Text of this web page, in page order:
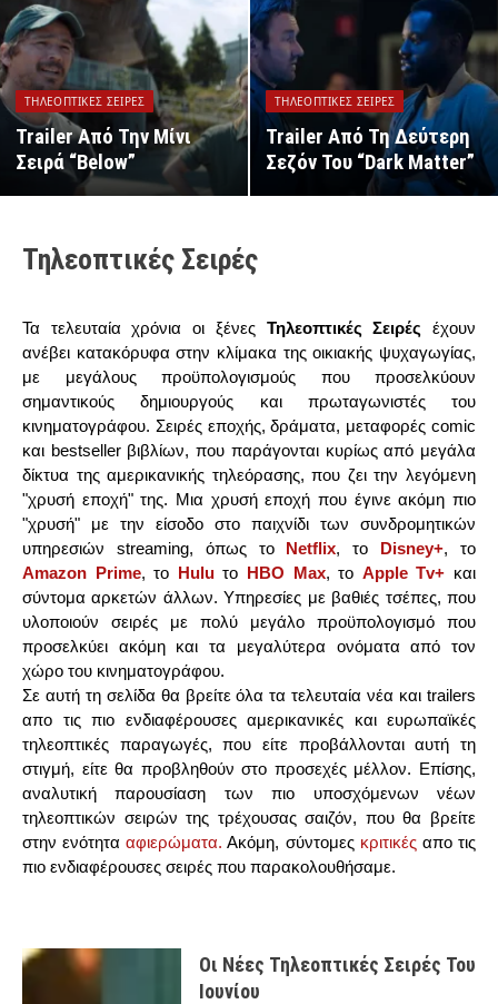
ΤΗΛΕΟΠΤΙΚΈΣ ΣΕΙΡΈΣ
Trailer Από Την Μίνι
Σειρά “Below”
ΤΗΛΕΟΠΤΙΚΈΣ ΣΕΙΡΈΣ
Trailer Από Τη Δεύτερη
Σεζόν Του “Dark Matter”
Τηλεοπτικές Σειρές
Τα τελευταία χρόνια οι ξένες Τηλεοπτικές Σειρές έχουν
ανέβει κατακόρυφα στην κλίμακα της οικιακής ψυχαγωγίας,
με μεγάλους προϋπολογισμούς που προσελκύουν
σημαντικούς δημιουργούς και πρωταγωνιστές του
κινηματογράφου. Σειρές εποχής, δράματα, μεταφορές comic
και bestseller βιβλίων, που παράγονται κυρίως από μεγάλα
δίκτυα της αμερικανικής τηλεόρασης, που ζει την λεγόμενη
"χρυσή εποχή" της. Μια χρυσή εποχή που έγινε ακόμη πιο
"χρυσή" με την είσοδο στο παιχνίδι των συνδρομητικών
υπηρεσιών streaming, όπως το Netflix, το Disney+, το
Amazon Prime, το Huluτο HBO Max, το Apple Tv+ και
σύντομα αρκετών άλλων. Υπηρεσίες με βαθιές τσέπες, που
υλοποιούν σειρές με πολύ μεγάλο προϋπολογισμό που
προσελκύει ακόμη και τα μεγαλύτερα ονόματα από τον
χώρο του κινηματογράφου.
Σε αυτή τη σελίδα θα βρείτε όλα τα τελευταία νέα και trailers
απο τις πιο ενδιαφέρουσες αμερικανικές και ευρωπαϊκές
τηλεοπτικές παραγωγές, που είτε προβάλλονται αυτή τη
στιγμή, είτε θα προβληθούν στο προσεχές μέλλον. Επίσης,
αναλυτική παρουσίαση των πιο υποσχόμενων νέων
τηλεοπτικών σειρών της τρέχουσας σαιζόν, που θα βρείτε
στην ενότητααφιερώματα.Ακόμη, σύντομες κριτικέςαπο τις
πιο ενδιαφέρουσες σειρές που παρακολουθήσαμε.
Οι Νέες Τηλεοπτικές Σειρές Του
Ιουνίου